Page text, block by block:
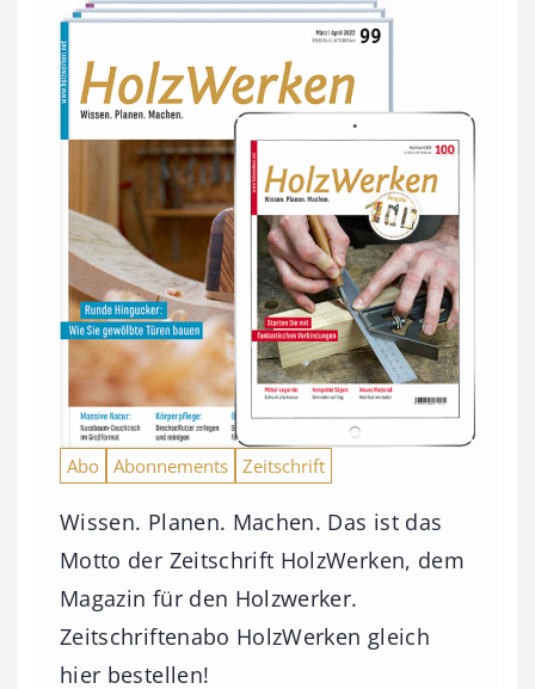
Abo Abonnements Zeitschrift
Wissen. Planen. Machen. Das ist das
Motto der Zeitschrift HolzWerken, dem
Magazin für den Holzwerker.
Zeitschriftenabo HolzWerken gleich
hier bestellen!